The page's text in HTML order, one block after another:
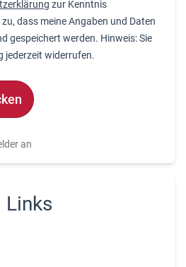
an
zur Kenntnis
dass meine Angaben und Daten
gespeichert werden. Hinweis: Sie
jederzeit widerrufen.
Links